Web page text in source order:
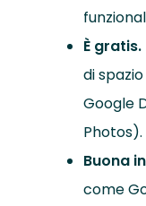
È gratis.
di
Google
Photos).
Buona
come